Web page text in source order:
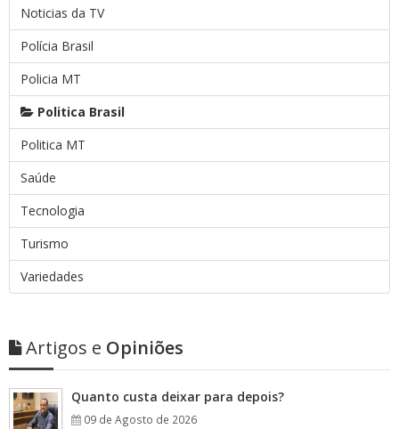
Noticias da TV
Polícia Brasil
Policia MT
Politica Brasil
Politica MT
Saúde
Tecnologia
Turismo
Variedades
Artigos e Opiniões
Quanto custa deixar para depois?
09 de Agosto de 2026